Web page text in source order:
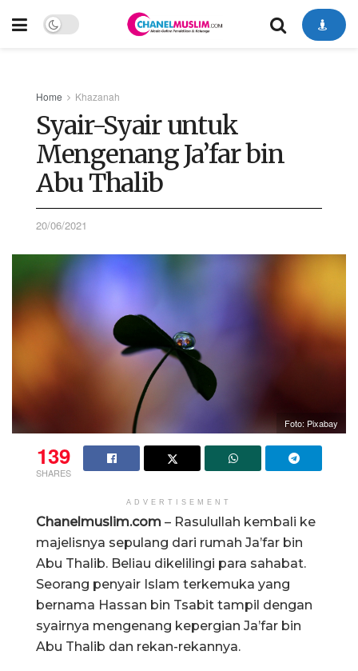
Home Khazanah
Syair-Syair untuk
Mengenang Ja’far bin
Abu Thalib
20/06/2021
Foto: Pixabay
139
SHARES
ADVERTISEMENT
Chanelmuslim.com – Rasulullah kembali ke
majelisnya sepulang dari rumah Ja’far bin
Abu Thalib. Beliau dikelilingi para sahabat.
Seorang penyair Islam terkemuka yang
bernama Hassan bin Tsabit tampil dengan
syairnya mengenang kepergian Ja’far bin
Abu Thalib dan rekan-rekannya.